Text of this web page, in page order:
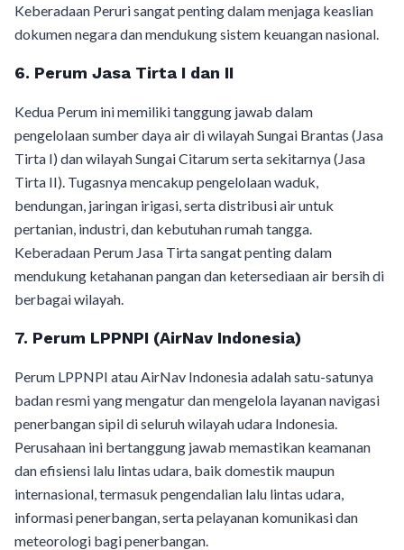
Keberadaan Peruri sangat penting dalam menjaga keaslian
dokumen negara dan mendukung sistem keuangan nasional.
6. Perum Jasa Tirta I dan II
Kedua Perum ini memiliki tanggung jawab dalam
pengelolaan sumber daya air di wilayah Sungai Brantas (Jasa
Tirta I) dan wilayah Sungai Citarum serta sekitarnya (Jasa
Tirta II). Tugasnya mencakup pengelolaan waduk,
bendungan, jaringan irigasi, serta distribusi air untuk
pertanian, industri, dan kebutuhan rumah tangga.
Keberadaan Perum Jasa Tirta sangat penting dalam
mendukung ketahanan pangan dan ketersediaan air bersih di
berbagai wilayah.
7. Perum LPPNPI (AirNav Indonesia)
Perum LPPNPI atau AirNav Indonesia adalah satu-satunya
badan resmi yang mengatur dan mengelola layanan navigasi
penerbangan sipil di seluruh wilayah udara Indonesia.
Perusahaan ini bertanggung jawab memastikan keamanan
dan efisiensi lalu lintas udara, baik domestik maupun
internasional, termasuk pengendalian lalu lintas udara,
informasi penerbangan, serta pelayanan komunikasi dan
meteorologi bagi penerbangan.